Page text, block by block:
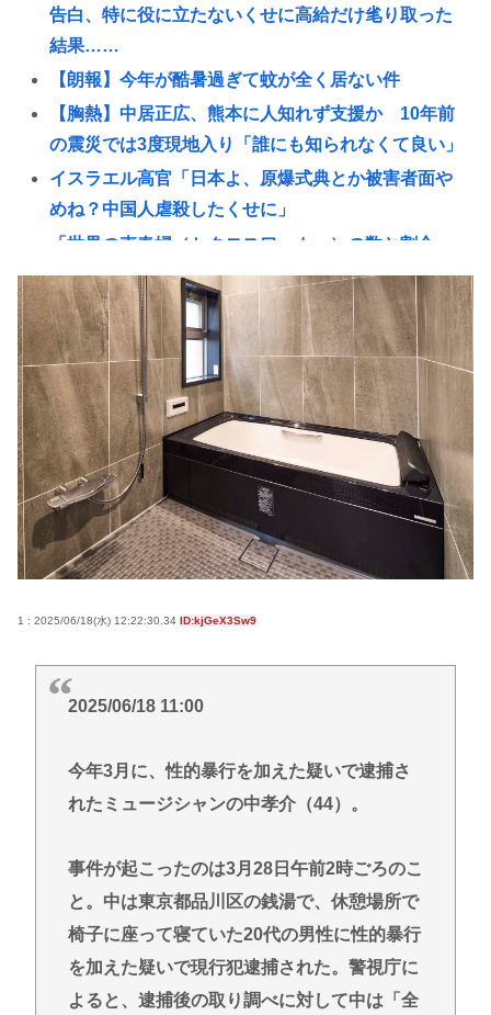
告白、特に役に立たないくせに高給だけ毟り取った
結果……
【朗報】今年が酷暑過ぎて蚊が全く居ない件
【胸熱】中居正広、熊本に人知れず支援か 10年前
の震災では3度現地入り「誰にも知られなくて良い」
イスラエル高官「日本よ、原爆式典とか被害者面や
めね？中国人虐殺したくせに」
「世界の売春婦（セクロスワーカー）の数と割合」
反論「そんなはずはない日本は上位なはずだ」←こ
れ
中村江里子アナ フジテレビ時代に経費精算をしなか
ったまさかの理由明かす
ジャンポケ斉藤の弁護士「ロケバスには運転手い
た。常識的に考えてフェラさせるわけないでしょ」
【過去最高額】夏のボーナス、平均104万2537円 初
の100万円超
【悲報】プーチン「あえて申し上げます。 助けてく
ださい。」
い” こども家庭庁「不正受給の件数・総額は把握し
ていない」
【急募】敵「きのこ派？たけのこ派？」←こいつを
X「アスペの検査した結果www」
【高市】愛国者「正式に選ばれた総理大臣に背く事
るべき」
1 : 2025/06/18(水) 12:22:30.34 ID:kjGeX3Sw9
2025/06/18 11:00
今年3月に、性的暴行を加えた疑いで逮捕さ
れたミュージシャンの中孝介（44）。
事件が起こったのは3月28日午前2時ごろのこ
と。中は東京都品川区の銭湯で、休憩場所で
椅子に座って寝ていた20代の男性に性的暴行
を加えた疑いで現行犯逮捕された。警視庁に
よると、逮捕後の取り調べに対して中は「全